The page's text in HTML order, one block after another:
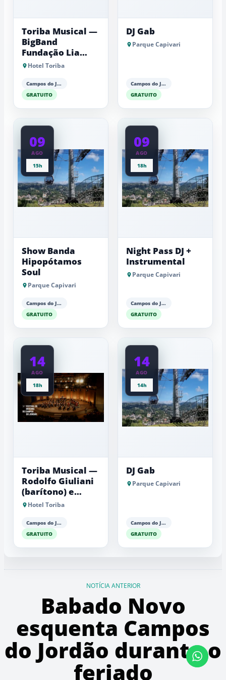
Toriba Musical —
BigBand
Fundação Lia
Maria Aguiar
Hotel Toriba
Campos do Jordão
GRATUITO
DJ Gab
Parque Capivari
Campos do Jordão
GRATUITO
09
AGO
15h
Show Banda
Hipopótamos
Soul
Parque Capivari
Campos do Jordão
GRATUITO
09
AGO
18h
Night Pass DJ +
Instrumental
Parque Capivari
Campos do Jordão
GRATUITO
14
AGO
18h
Toriba Musical —
Rodolfo Giuliani
(barítono) e
Antonio Luiz
Hotel Toriba
Campos do Jordão
GRATUITO
14
AGO
14h
DJ Gab
Parque Capivari
Campos do Jordão
GRATUITO
NOTÍCIA ANTERIOR
Babado Novo
esquenta Campos
do Jordão durante o
feriado